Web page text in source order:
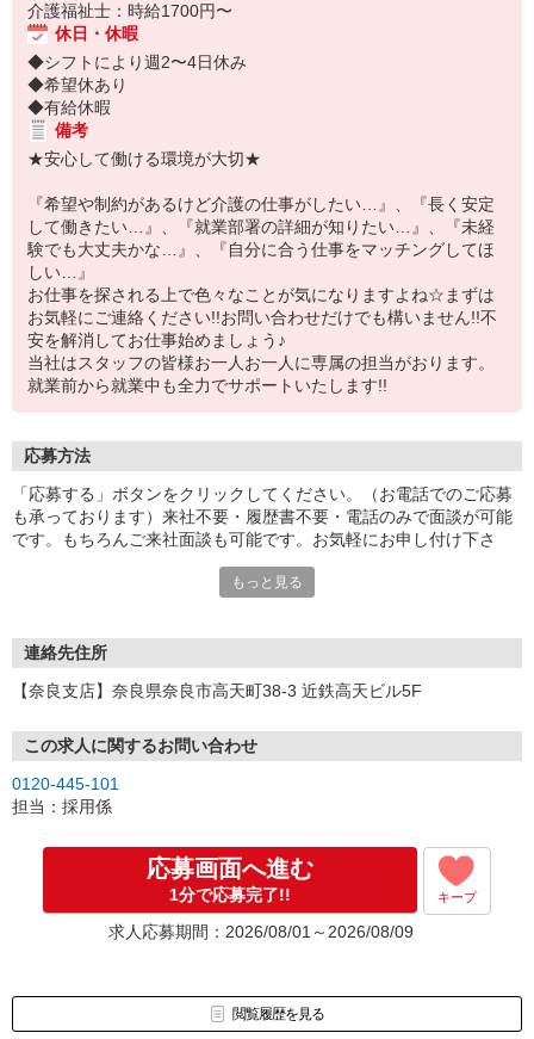
介護福祉士：時給1700円〜
休日・休暇
◆シフトにより週2〜4日休み
◆希望休あり
◆有給休暇
備考
★安心して働ける環境が大切★
『希望や制約があるけど介護の仕事がしたい…』、『長く安定
して働きたい…』、『就業部署の詳細が知りたい…』、『未経
験でも大丈夫かな…』、『自分に合う仕事をマッチングしてほ
しい…』
お仕事を探される上で色々なことが気になりますよね☆まずは
お気軽にご連絡ください!!お問い合わせだけでも構いません!!不
安を解消してお仕事始めましょう♪
当社はスタッフの皆様お一人お一人に専属の担当がおります。
就業前から就業中も全力でサポートいたします!!
応募方法
「応募する」ボタンをクリックしてください。（お電話でのご応募
も承っております）来社不要・履歴書不要・電話のみで面談が可能
です。もちろんご来社面談も可能です。お気軽にお申し付け下さ
もっと見る
連絡先住所
【奈良支店】奈良県奈良市高天町38-3 近鉄高天ビル5F
この求人に関するお問い合わせ
0120-445-101
担当：採用係
応募画面へ進む
1分で応募完了!! キープ
求人応募期間：2026/08/01～2026/08/09
閲覧履歴を見る